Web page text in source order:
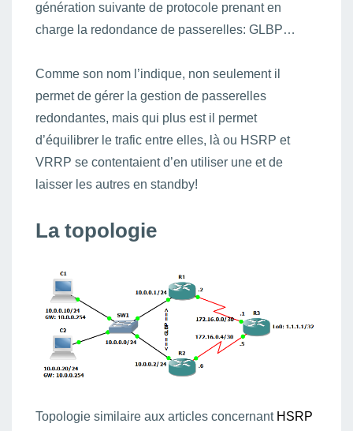
génération suivante de protocole prenant en
charge la redondance de passerelles: GLBP…
Comme son nom l’indique, non seulement il
permet de gérer la gestion de passerelles
redondantes, mais qui plus est il permet
d’équilibrer le trafic entre elles, là ou HSRP et
VRRP se contentaient d’en utiliser une et de
laisser les autres en standby!
La topologie
Topologie similaire aux articles concernant HSRP